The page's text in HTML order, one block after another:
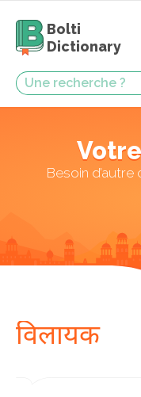
Bolti
Dictionary
Besoin
विलायक